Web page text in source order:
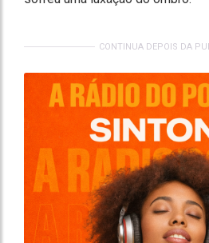
CONTINUA DEPOIS DA